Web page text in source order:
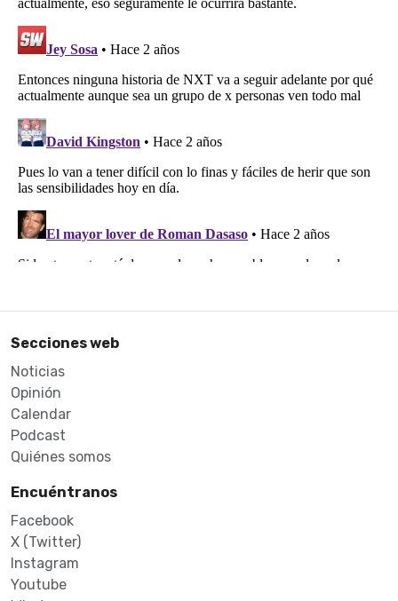
Secciones web
Noticias
Opinión
Calendar
Podcast
Quiénes somos
Encuéntranos
Facebook
X (Twitter)
Instagram
Youtube